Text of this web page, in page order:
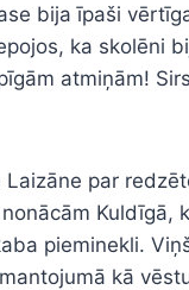
bija īpaši
ka skolēni
atmiņām!
par
Kuldīgā,
pieminekli.
kā